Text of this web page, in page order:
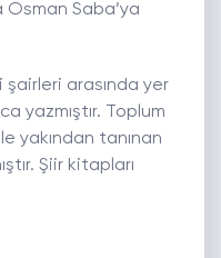
Osman Saba’ya
arasında yer
yazmıştır. Toplum
yakından tanınan
Şiir kitapları